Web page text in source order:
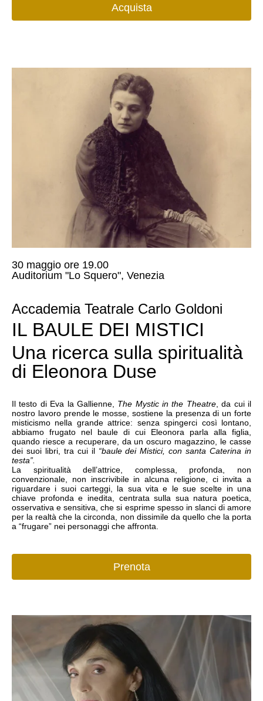
Acquista
30 maggio ore 19.00
Auditorium "Lo Squero", Venezia
Accademia Teatrale Carlo Goldoni
IL BAULE DEI MISTICI
Una ricerca sulla spiritualità
di Eleonora Duse
Il testo di Eva la Gallienne, The Mystic in the Theatre, da cui il
nostro lavoro prende le mosse, sostiene la presenza di un forte
misticismo nella grande attrice: senza spingerci così lontano,
abbiamo frugato nel baule di cui Eleonora parla alla figlia,
quando riesce a recuperare, da un oscuro magazzino, le casse
dei suoi libri, tra cui il “baule dei Mistici, con santa Caterina in
testa”.
La spiritualità dell’attrice, complessa, profonda, non
convenzionale, non inscrivibile in alcuna religione, ci invita a
riguardare i suoi carteggi, la sua vita e le sue scelte in una
chiave profonda e inedita, centrata sulla sua natura poetica,
osservativa e sensitiva, che si esprime spesso in slanci di amore
per la realtà che la circonda, non dissimile da quello che la porta
a “frugare” nei personaggi che affronta.
Prenota